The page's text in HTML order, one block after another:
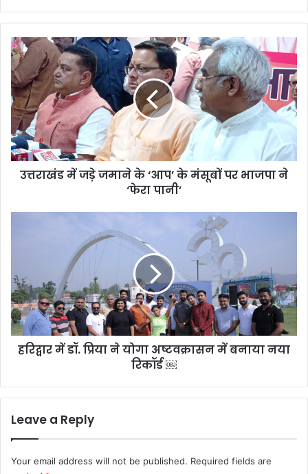
उत्तराखंड
में
जड़े
जमाने
के
‘आप’
के
मंसूबों
पर
भाजपा
उत्तराखंड में जड़े जमाने के ‘आप’ के मंसूबों पर भाजपा ने
‘फेरा पानी’
ने
योगा
अष्टवक्रासन
में
बनाया
नयाहरिद्वार में डॉ. प्रिया ने योगा अष्टवक्रासन में बनाया नया
रिकॉर्ड ￼
Leave a Reply
Your email address will not be published. Required fields are